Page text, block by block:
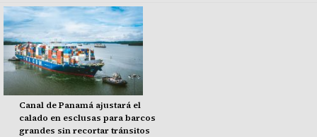
Canal de Panamá ajustará el
calado en esclusas para barcos
grandes sin recortar tránsitos